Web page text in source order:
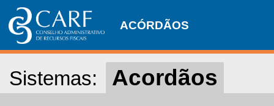
ACÓRDÃOS
Sistemas: Acordãos